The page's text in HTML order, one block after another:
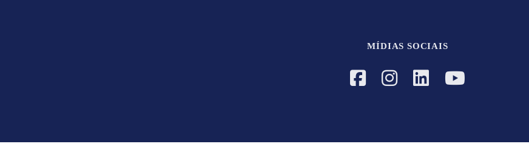
MÍDIAS SOCIAIS